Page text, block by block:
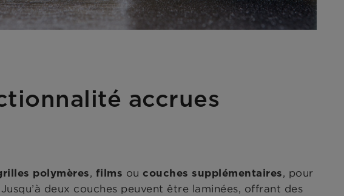
accrues
polymères, films ou couches supplémentaires, pour
deux couches peuvent être laminées, offrant des